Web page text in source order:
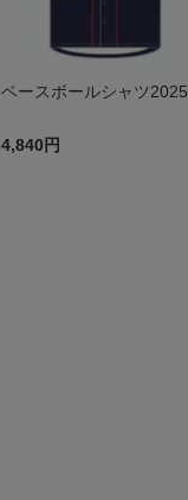
ベースボールシャツ2025
4,840円